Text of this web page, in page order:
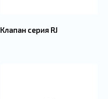
Клапан серия RJ